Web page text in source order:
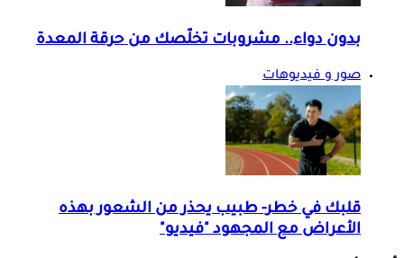
بدون دواء.. مشروبات تخلّصك من حرقة المعدة
صور و فيديوهات
قلبك في خطر- طبيب يحذر من الشعور بهذه
الأعراض مع المجهود "فيديو"